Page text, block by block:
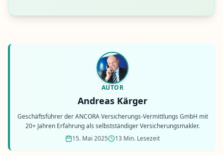
AUTOR
Andreas Kärger
Geschäftsführer der ANCORA Versicherungs-Vermittlungs GmbH mit
20+ Jahren Erfahrung als selbstständiger Versicherungsmakler.
15. Mai 2025
13 Min. Lesezeit